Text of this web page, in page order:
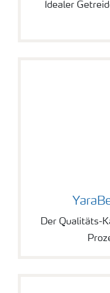
Idealer
YaraBela
Der Qualitäts-